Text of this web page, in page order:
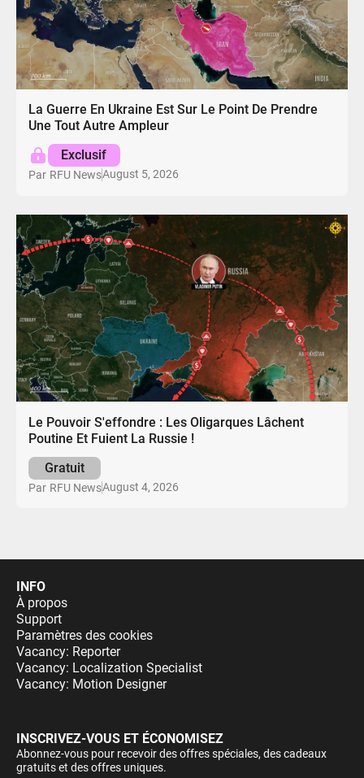
La Guerre En Ukraine Est Sur Le Point De Prendre
Une Tout Autre Ampleur
Exclusif
Par RFU NewsAugust 5, 2026
Le Pouvoir S'effondre : Les Oligarques Lâchent
Poutine Et Fuient La Russie !
Gratuit
Par RFU NewsAugust 4, 2026
INFO
À propos
Support
Paramètres des cookies
Vacancy: Reporter
Vacancy: Localization Specialist
Vacancy: Motion Designer
INSCRIVEZ-VOUS ET ÉCONOMISEZ
Abonnez-vous pour recevoir des offres spéciales, des cadeaux
gratuits et des offres uniques.